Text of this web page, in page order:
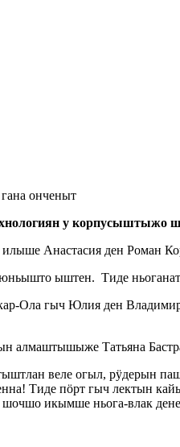
онченыт
у
Анастасия ден
ыштен. Тиде
Ола гыч Юлия ден
алмаштышыже Татьяна
веле огыл, рӱдерын
Тиде пӧрт гыч лектын
шочшо икымше ньога-влак